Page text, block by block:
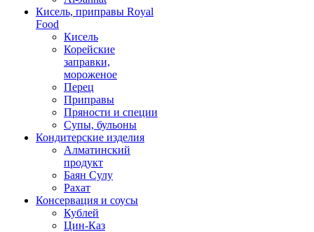
Кисель, приправы Royal
Food
Кисель
Корейские
заправки,
мороженое
Перец
Приправы
Пряности и специи
Супы, бульоны
Кондитерские изделия
Алматинский
продукт
Баян Сулу
Рахат
Консервация и соусы
Кублей
Цин-Каз